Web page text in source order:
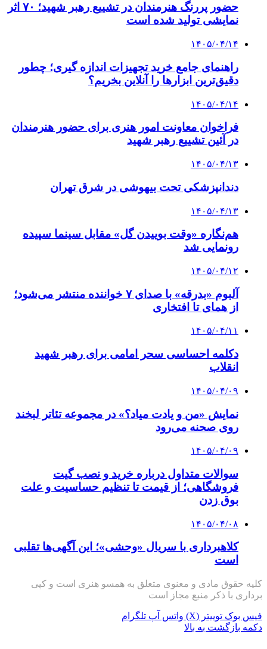
حضور پررنگ هنرمندان در تشییع رهبر شهید؛ ۷۰ اثر
نمایشی تولید شده است
۱۴۰۵/۰۴/۱۴
راهنمای جامع خرید تجهیزات اندازه گیری؛ چطور
دقیق‌ترین ابزارها را آنلاین بخریم؟
۱۴۰۵/۰۴/۱۴
فراخوان معاونت امور هنری برای حضور هنرمندان
در آئین تشییع رهبر شهید
۱۴۰۵/۰۴/۱۳
دندانپزشکی تحت بیهوشی در شرق تهران
۱۴۰۵/۰۴/۱۳
هم‌نگاره «وقت بوییدن گل» مقابل سینما سپیده
رونمایی شد
۱۴۰۵/۰۴/۱۲
آلبوم «بدرقه» با صدای ۷ خواننده منتشر می‌شود؛
از همای تا افتخاری
۱۴۰۵/۰۴/۱۱
دکلمه‌ احساسی سحر امامی برای رهبر شهید
انقلاب
۱۴۰۵/۰۴/۰۹
نمایش «من و یادت میاد؟» در مجموعه تئاتر لبخند
روی صحنه می‌رود
۱۴۰۵/۰۴/۰۹
سوالات متداول درباره خرید و نصب گیت
فروشگاهی؛ از قیمت تا تنظیم حساسیت و علت
بوق زدن
۱۴۰۵/۰۴/۰۸
کلاهبرداری با سریال «وحشی»؛ این آگهی‌ها تقلبی
است
کلیه حقوق مادی و معنوی متعلق به همسو هنری است و کپی
برداری با ذکر منبع مجاز است
فیس بوک توییتر (X) واتس آپ تلگرام
دکمه بازگشت به بالا